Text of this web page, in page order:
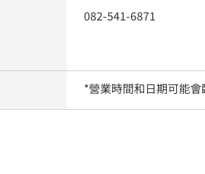
082-541-6871
*營業時間和日期可能